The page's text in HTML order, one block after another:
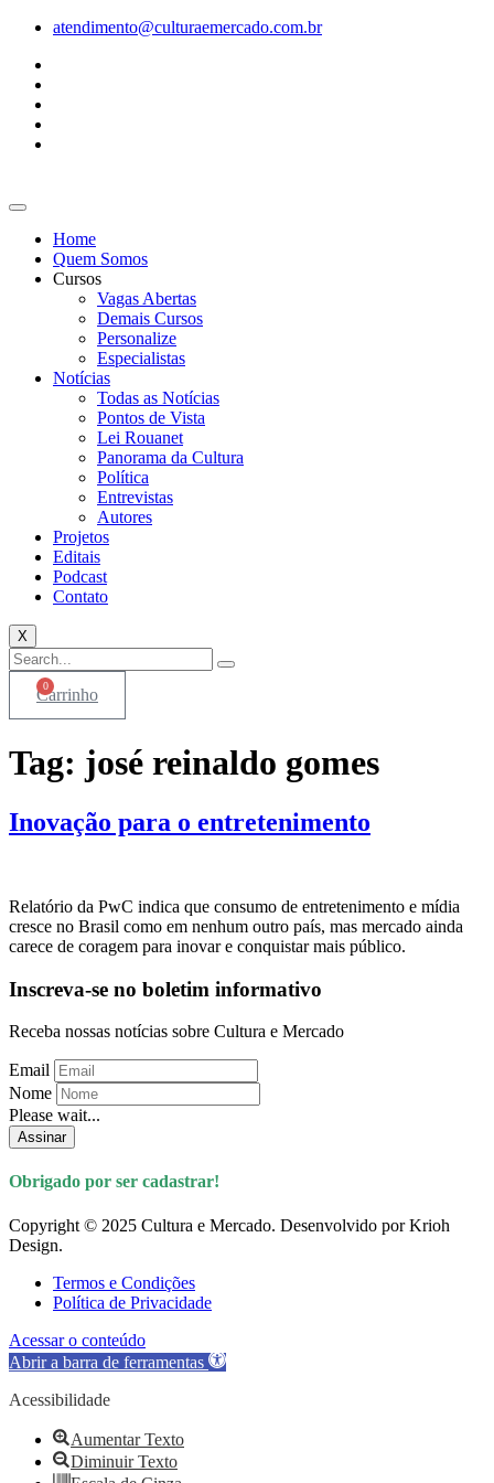
conteúdo
atendimento@culturaemercado.com.br
Home
Quem Somos
Cursos
Vagas Abertas
Demais Cursos
Personalize
Especialistas
Notícias
Todas as Notícias
Pontos de Vista
Lei Rouanet
Panorama da Cultura
Política
Entrevistas
Autores
Projetos
Editais
Podcast
Contato
X
0
Carrinho
Tag: josé reinaldo gomes
Inovação para o entretenimento
Relatório da PwC indica que consumo de entretenimento e mídia
cresce no Brasil como em nenhum outro país, mas mercado ainda
carece de coragem para inovar e conquistar mais público.
Inscreva-se no boletim informativo
Receba nossas notícias sobre Cultura e Mercado
Email
Nome
Please wait...
Assinar
Obrigado por ser cadastrar!
Copyright © 2025 Cultura e Mercado. Desenvolvido por Krioh
Design.
Termos e Condições
Política de Privacidade
Acessar o conteúdo
Abrir a barra de ferramentas
Acessibilidade
Aumentar Texto
Diminuir Texto